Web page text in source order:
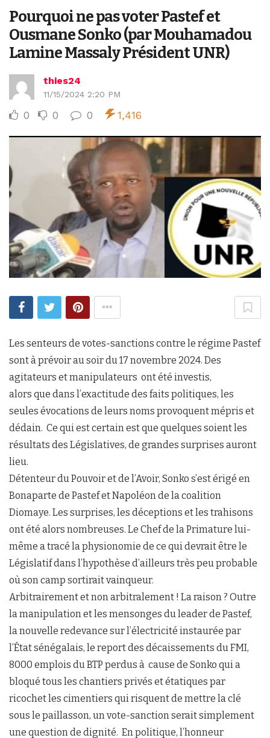
Pourquoi ne pas voter Pastef et
Ousmane Sonko (par Mouhamadou
Lamine Massaly Président UNR)
thies24
11/15/2024 2:20 PM
0 0 0 1,416
Les senteurs de votes-sanctions contre le régime Pastef
sont à prévoir au soir du 17 novembre 2024. Des
agitateurs et manipulateurs ont été investis,
alors que dans l’exactitude des faits politiques, les
seules évocations de leurs noms provoquent mépris et
dédain. Ce qui est certain est que quelques soient les
résultats des Législatives, de grandes surprises auront
lieu.
Détenteur du Pouvoir et de l’Avoir, Sonko s’est érigé en
Bonaparte de Pastef et Napoléon de la coalition
Diomaye. Les surprises, les déceptions et les trahisons
ont été alors nombreuses. Le Chef de la Primature lui-
même a tracé la physionomie de ce qui devrait être le
Législatif dans l’hypothèse d’ailleurs très peu probable
où son camp sortirait vainqueur.
Arbitrairement et non arbitralement ! La raison ? Outre
la manipulation et les mensonges du leader de Pastef,
la nouvelle redevance sur l’électricité instaurée par
l’État sénégalais, le report des décaissements du FMI,
8000 emplois du BTP perdus à cause de Sonko qui a
bloqué tous les chantiers privés et étatiques par
ricochet les cimentiers qui risquent de mettre la clé
sous le paillasson, un vote-sanction serait simplement
une question de dignité. En politique, l’honneur